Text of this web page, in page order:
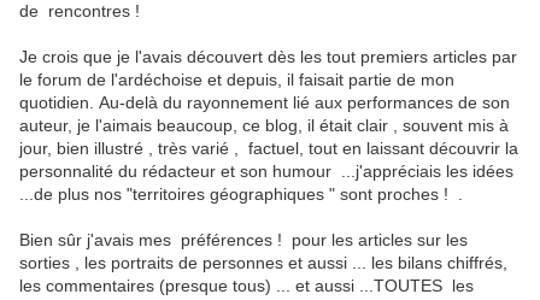
de rencontres !
Je crois que je l'avais découvert dès les tout premiers articles par
le forum de l'ardéchoise et depuis, il faisait partie de mon
quotidien. Au-delà du rayonnement lié aux performances de son
auteur, je l'aimais beaucoup, ce blog, il était clair , souvent mis à
jour, bien illustré , très varié , factuel, tout en laissant découvrir la
personnalité du rédacteur et son humour ...j'appréciais les idées
...de plus nos "territoires géographiques " sont proches ! .
Bien sûr j'avais mes préférences ! pour les articles sur les
sorties , les portraits de personnes et aussi ... les bilans chiffrés,
les commentaires (presque tous) ... et aussi ...TOUTES les